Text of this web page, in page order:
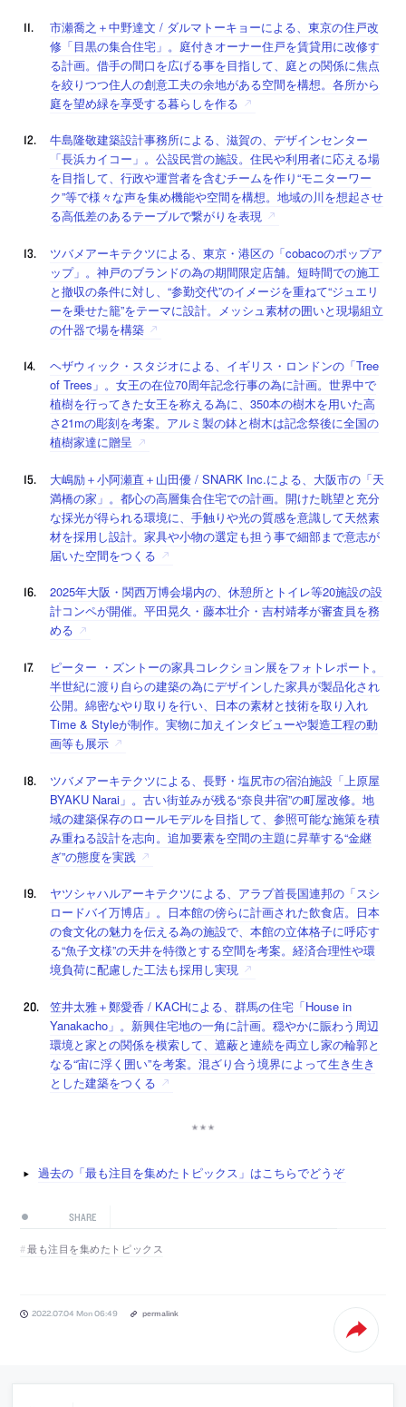
市瀬喬之＋中野達文 / ダルマトーキョーによる、東京の住戸改
修「目黒の集合住宅」。庭付きオーナー住戸を賃貸用に改修す
る計画。借手の間口を広げる事を目指して、庭との関係に焦点
を絞りつつ住人の創意工夫の余地がある空間を構想。各所から
庭を望め緑を享受する暮らしを作る
牛島隆敬建築設計事務所による、滋賀の、デザインセンター
「長浜カイコー」。公設民営の施設。住民や利用者に応える場
を目指して、行政や運営者を含むチームを作り“モニターワー
ク”等で様々な声を集め機能や空間を構想。地域の川を想起させ
る高低差のあるテーブルで繋がりを表現
ツバメアーキテクツによる、東京・港区の「cobacoのポップア
ップ」。神戸のブランドの為の期間限定店舗。短時間での施工
と撤収の条件に対し、“参勤交代”のイメージを重ねて“ジュエリ
ーを乗せた籠”をテーマに設計。メッシュ素材の囲いと現場組立
の什器で場を構築
ヘザウィック・スタジオによる、イギリス・ロンドンの「Tree
of Trees」。女王の在位70周年記念行事の為に計画。世界中で
植樹を行ってきた女王を称える為に、350本の樹木を用いた高
さ21mの彫刻を考案。アルミ製の鉢と樹木は記念祭後に全国の
植樹家達に贈呈
大嶋励＋小阿瀬直＋山田優 / SNARK Inc.による、大阪市の「天
満橋の家」。都心の高層集合住宅での計画。開けた眺望と充分
な採光が得られる環境に、手触りや光の質感を意識して天然素
材を採用し設計。家具や小物の選定も担う事で細部まで意志が
届いた空間をつくる
2025年大阪・関西万博会場内の、休憩所とトイレ等20施設の設
計コンペが開催。平田晃久・藤本壮介・吉村靖孝が審査員を務
める
ピーター ・ズントーの家具コレクション展をフォトレポート。
半世紀に渡り自らの建築の為にデザインした家具が製品化され
公開。綿密なやり取りを行い、日本の素材と技術を取り入れ
Time & Styleが制作。実物に加えインタビューや製造工程の動
画等も展示
ツバメアーキテクツによる、長野・塩尻市の宿泊施設「上原屋
BYAKU Narai」。古い街並みが残る“奈良井宿”の町屋改修。地
域の建築保存のロールモデルを目指して、参照可能な施策を積
み重ねる設計を志向。追加要素を空間の主題に昇華する“金継
ぎ”の態度を実践
ヤツシャハルアーキテクツによる、アラブ首長国連邦の「スシ
ロードバイ万博店」。日本館の傍らに計画された飲食店。日本
の食文化の魅力を伝える為の施設で、本館の立体格子に呼応す
る“魚子文様”の天井を特徴とする空間を考案。経済合理性や環
境負荷に配慮した工法も採用し実現
笠井太雅＋鄭愛香 / KACHによる、群馬の住宅「House in
Yanakacho」。新興住宅地の一角に計画。穏やかに賑わう周辺
環境と家との関係を模索して、遮蔽と連続を両立し家の輪郭と
なる“宙に浮く囲い”を考案。混ざり合う境界によって生き生き
とした建築をつくる
過去の「最も注目を集めたトピックス」はこちらでどうぞ
SHARE
最も注目を集めたトピックス
2022.07.04 Mon 06:49 permalink